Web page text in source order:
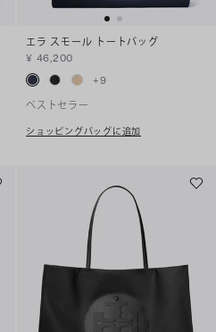
エラ スモール トートバッグ
¥ 46,200
+9
ベストセラー
ショッピングバッグに追加